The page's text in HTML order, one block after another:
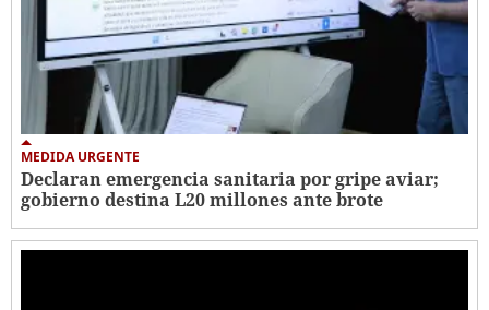
MEDIDA URGENTE
Declaran emergencia sanitaria por gripe aviar;
gobierno destina L20 millones ante brote